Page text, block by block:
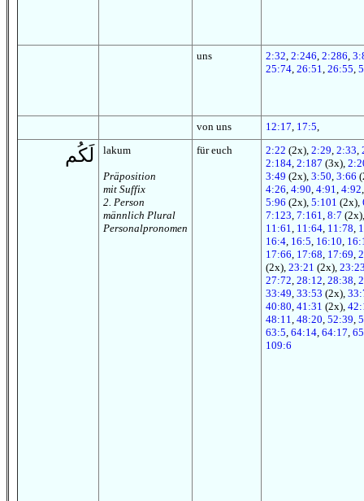
uns 2:32, 2:246, 2:286,
25:74, 26:51, 26:55,
von uns 12:17, 17:5,
لَكُم lakum
Präposition
mit Suffix
2. Person
männlich Plural
Personalpronomen
für euch 2:22 (2x), 2:29, 2:33,
2:184, 2:187 (3x),
3:49 (2x), 3:50, 3:66
4:26, 4:90, 4:91, 4:92
5:96 (2x), 5:101 (2x),
7:123, 7:161, 8:7
11:61, 11:64, 11:78,
16:4, 16:5, 16:10,
17:66, 17:68, 17:69,
(2x), 23:21 (2x),
27:72, 28:12, 28:38,
33:49, 33:53 (2x),
40:80, 41:31 (2x),
48:11, 48:20, 52:39,
63:5, 64:14, 64:17,
109:6